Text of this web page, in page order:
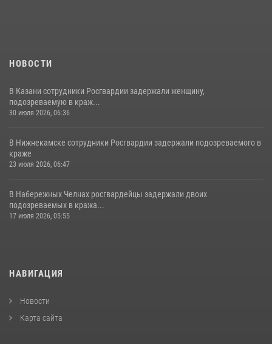
НОВОСТИ
В Казани сотрудники Росгвардии задержали женщину,
подозреваемую в краж...
30 июля 2026, 06:36
В Нижнекамске сотрудники Росгвардии задержали подозреваемого в
краже
23 июля 2026, 06:47
В Набережных Челнах росгвардейцы задержали двоих
подозреваемых в кража...
17 июля 2026, 05:55
НАВИГАЦИЯ
Новости
Карта сайта